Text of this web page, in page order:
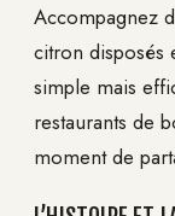
Accompagnez
citron disposés
simple mais
restaurants de
moment de